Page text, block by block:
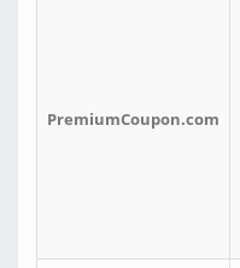
PremiumCoupon.com